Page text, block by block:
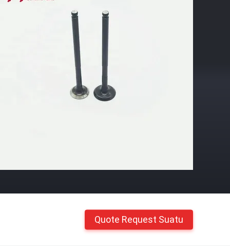
Quote Request Suatu